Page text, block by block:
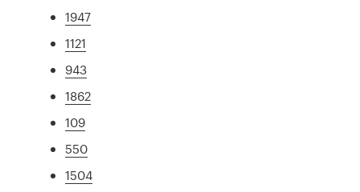
1947
1121
943
1862
109
550
1504